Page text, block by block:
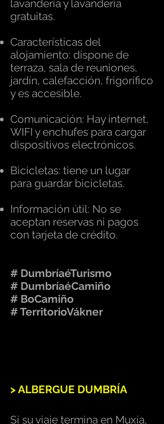
lavandería y lavandería
gratuitas.
Características del
alojamiento: dispone de
terraza, sala de reuniones,
jardín, calefacción, frigorífico
y es accesible.
Comunicación: Hay internet,
WIFI y enchufes para cargar
dispositivos electrónicos.
Bicicletas: tiene un lugar
para guardar bicicletas.
Información útil: No se
aceptan reservas ni pagos
con tarjeta de crédito.
# DumbríaéTurismo
# DumbríaéCamiño
# BoCamiño
# TerritorioVákner
> ALBERGUE DUMBRÍA
Si su viaje termina en Muxía,